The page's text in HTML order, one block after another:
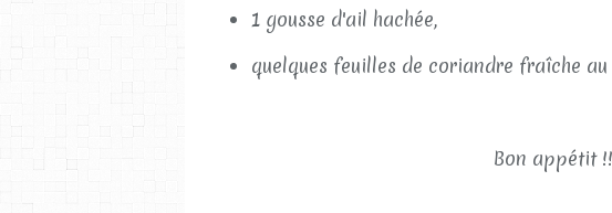
1 gousse d'ail hachée,
quelques feuilles de coriandre fraîche
Bon appétit